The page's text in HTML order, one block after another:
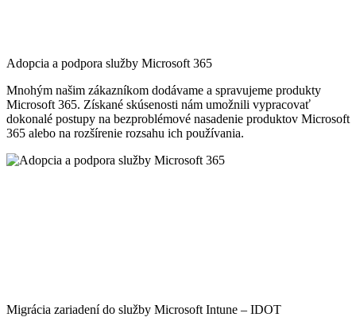
Adopcia a podpora služby Microsoft 365
Mnohým našim zákazníkom dodávame a spravujeme produkty
Microsoft 365. Získané skúsenosti nám umožnili vypracovať
dokonalé postupy na bezproblémové nasadenie produktov Microsoft
365 alebo na rozšírenie rozsahu ich používania.
Migrácia zariadení do služby Microsoft Intune – IDOT